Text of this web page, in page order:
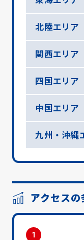
北陸エリア
関西エリア
四国エリア
中国エリア
九州・沖縄
アクセス
1